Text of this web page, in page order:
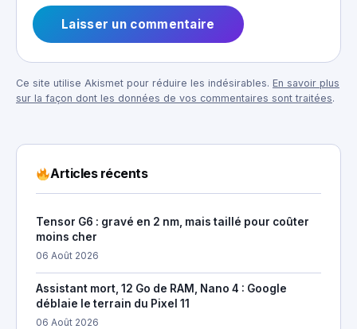
Ce site utilise Akismet pour réduire les indésirables. En savoir plus
sur la façon dont les données de vos commentaires sont traitées.
Articles récents
Tensor G6 : gravé en 2 nm, mais taillé pour coûter
moins cher
06 Août 2026
Assistant mort, 12 Go de RAM, Nano 4 : Google
déblaie le terrain du Pixel 11
06 Août 2026